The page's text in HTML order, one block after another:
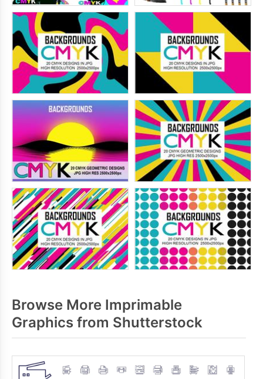
Browse More Imprimable
Graphics from Shutterstock